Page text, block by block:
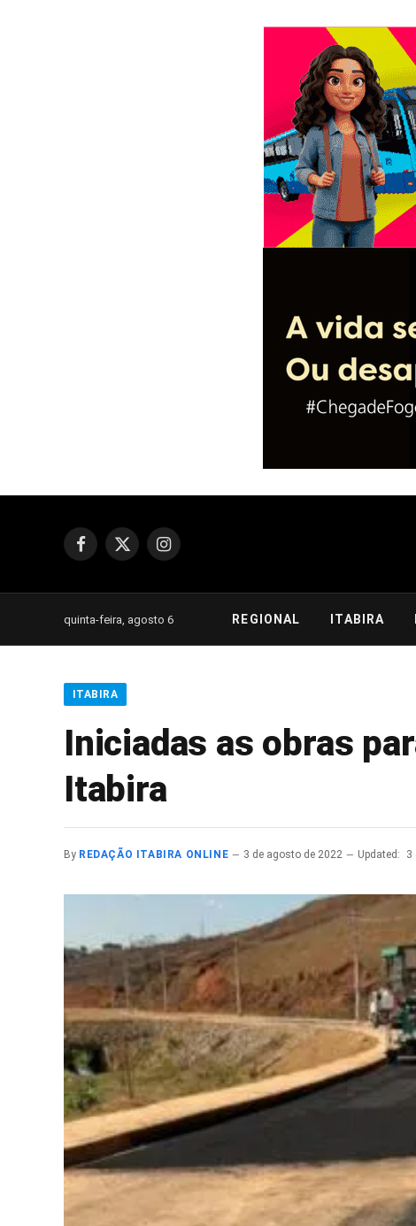
Facebook
X
Instagram
quinta-feira, agosto 6 REGIONAL ITABIRA
ITABIRA
Iniciadas as obras
Itabira
By REDAÇÃO ITABIRA ONLINE 3 de agosto de 2022 Updated: 3